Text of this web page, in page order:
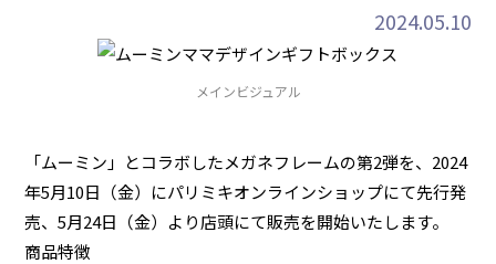
2024.05.10
メインビジュアル
「ムーミン」とコラボしたメガネフレームの第2弾を、2024
年5月10日（金）にパリミキオンラインショップにて先行発
売、5月24日（金）より店頭にて販売を開始いたします。
商品特徴